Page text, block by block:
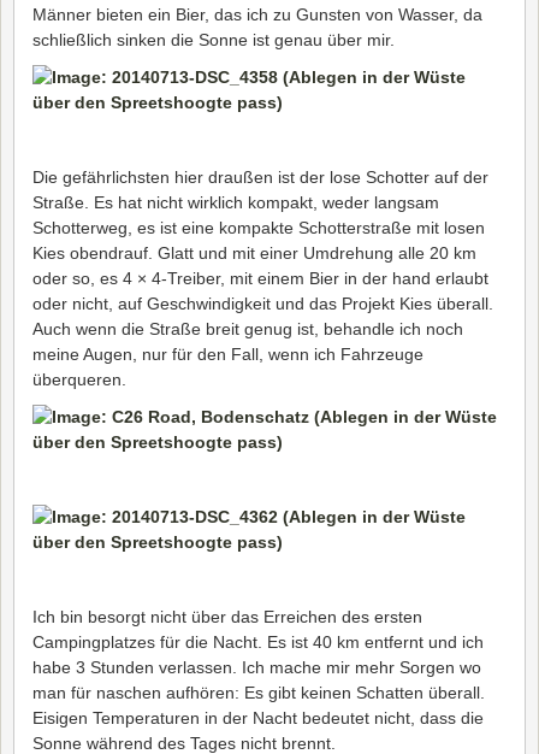
Männer bieten ein Bier, das ich zu Gunsten von Wasser, da
schließlich sinken die Sonne ist genau über mir.
Die gefährlichsten hier draußen ist der lose Schotter auf der
Straße. Es hat nicht wirklich kompakt, weder langsam
Schotterweg, es ist eine kompakte Schotterstraße mit losen
Kies obendrauf. Glatt und mit einer Umdrehung alle 20 km
oder so, es 4 × 4-Treiber, mit einem Bier in der hand erlaubt
oder nicht, auf Geschwindigkeit und das Projekt Kies überall.
Auch wenn die Straße breit genug ist, behandle ich noch
meine Augen, nur für den Fall, wenn ich Fahrzeuge
überqueren.
Ich bin besorgt nicht über das Erreichen des ersten
Campingplatzes für die Nacht. Es ist 40 km entfernt und ich
habe 3 Stunden verlassen. Ich mache mir mehr Sorgen wo
man für naschen aufhören: Es gibt keinen Schatten überall.
Eisigen Temperaturen in der Nacht bedeutet nicht, dass die
Sonne während des Tages nicht brennt.